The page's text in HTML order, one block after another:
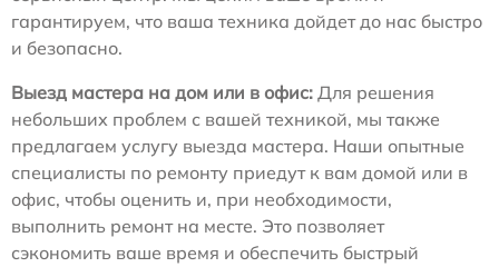
гарантируем, что ваша техника дойдет до нас быстро
и безопасно.
Выезд мастера на дом или в офис: Для решения
небольших проблем с вашей техникой, мы также
предлагаем услугу выезда мастера. Наши опытные
специалисты по ремонту приедут к вам домой или в
офис, чтобы оценить и, при необходимости,
выполнить ремонт на месте. Это позволяет
сэкономить ваше время и обеспечить быстрый